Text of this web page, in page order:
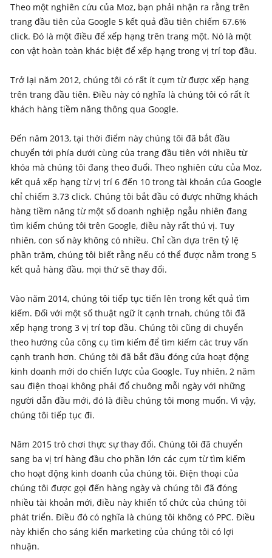
Theo một nghiên cứu của Moz, bạn phải nhận ra rằng trên
trang đầu tiên của Google 5 kết quả đầu tiên chiếm 67.6%
click. Đó là một điều để xếp hạng trên trang một. Nó là một
con vật hoàn toàn khác biệt để xếp hạng trong vị trí top đầu.
Trở lại năm 2012, chúng tôi có rất ít cụm từ được xếp hạng
trên trang đầu tiên. Điều này có nghĩa là chúng tôi có rất ít
khách hàng tiềm năng thông qua Google.
Đến năm 2013, tại thời điểm này chúng tôi đã bắt đầu
chuyển tới phía dưới cùng của trang đầu tiên với nhiều từ
khóa mà chúng tôi đang theo đuổi. Theo nghiên cứu của Moz,
kết quả xếp hạng từ vị trí 6 đến 10 trong tài khoản của Google
chỉ chiếm 3.73 click. Chúng tôi bắt đầu có được những khách
hàng tiềm năng từ một số doanh nghiệp ngẫu nhiên đang
tìm kiếm chúng tôi trên Google, điều này rất thú vị. Tuy
nhiên, con số này không có nhiều. Chỉ cần dựa trên tỷ lệ
phần trăm, chúng tôi biết rằng nếu có thể được nằm trong 5
kết quả hàng đầu, mọi thứ sẽ thay đổi.
Vào năm 2014, chúng tôi tiếp tục tiến lên trong kết quả tìm
kiếm. Đối với một số thuật ngữ ít cạnh trnah, chúng tôi đã
xếp hạng trong 3 vị trí top đầu. Chúng tôi cũng di chuyển
theo hướng của công cụ tìm kiếm để tìm kiếm các truy vấn
cạnh tranh hơn. Chúng tôi đã bắt đầu đóng cửa hoạt động
kinh doanh mới do chiến lược của Google. Tuy nhiên, 2 năm
sau điện thoại không phải đổ chuông mỗi ngày với những
người dẫn đầu mới, đó là điều chúng tôi mong muốn. Vì vậy,
chúng tôi tiếp tục đi.
Năm 2015 trò chơi thực sự thay đổi. Chúng tôi đã chuyển
sang ba vị trí hàng đầu cho phần lớn các cụm từ tìm kiếm
cho hoạt động kinh doanh của chúng tôi. Điện thoại của
chúng tôi được gọi đến hàng ngày và chúng tôi đã đóng
nhiều tài khoản mới, điều này khiến tổ chức của chúng tôi
phát triển. Điều đó có nghĩa là chúng tôi không có PPC. Điều
này khiến cho sáng kiến marketing của chúng tôi có lợi
nhuận.